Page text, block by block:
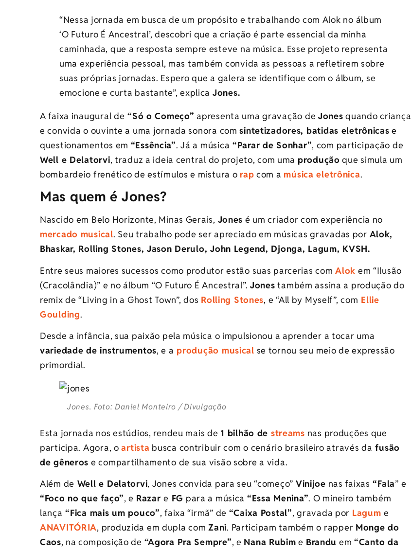
“Nessa jornada em busca de um propósito e trabalhando com Alok no álbum
‘O Futuro É Ancestral’, descobri que a criação é parte essencial da minha
caminhada, que a resposta sempre esteve na música. Esse projeto representa
uma experiência pessoal, mas também convida as pessoas a refletirem sobre
suas próprias jornadas. Espero que a galera se identifique com o álbum, se
emocione e curta bastante”, explica Jones.
A faixa inaugural de “Só o Começo” apresenta uma gravação de Jones quando criança
e convida o ouvinte a uma jornada sonora comsintetizadores, batidas eletrônicas e
questionamentos em “Essência”. Já a música “Parar de Sonhar”, com participação de
Well e Delatorvi, traduz a ideia central do projeto, com uma produção que simula um
bombardeio frenético de estímulos e mistura o rap com a música eletrônica.
Mas quem é Jones?
Nascido em Belo Horizonte, Minas Gerais, Jones é um criador com experiência no
mercado musical. Seu trabalho pode ser apreciado em músicas gravadas por Alok,
Bhaskar, Rolling Stones, Jason Derulo, John Legend, Djonga, Lagum, KVSH.
Entre seus maiores sucessos como produtor estão suas parcerias comAlok em “Ilusão
(Cracolândia)” e no álbum “O Futuro É Ancestral”.Jones também assina a produção do
remix de “Living in a Ghost Town”, dos Rolling Stones, e “All by Myself”, com Ellie
Goulding.
Desde a infância, sua paixão pela música o impulsionou a aprender a tocar uma
variedade de instrumentos, e a produção musical se tornou seu meio de expressão
primordial.
Jones. Foto: Daniel Monteiro / Divulgação
Esta jornada nos estúdios, rendeu mais de 1 bilhão de streams nas produções que
participa. Agora, oartista busca contribuir com o cenário brasileiro através da fusão
de gêneros e compartilhamento de sua visão sobre a vida.
Além de Well e Delatorvi, Jones convida para seu “começo” Vinijoe nas faixas “Fala” e
“Foco no que faço”, e Razare FG para a música “Essa Menina”. O mineiro também
lança “Fica mais um pouco”, faixa “irmã” de “Caixa Postal”, gravada por Lagum e
ANAVITÓRIA, produzida em dupla comZani. Participam também o rapper Monge do
Caos, na composição de “Agora Pra Sempre”, e Nana Rubim e Brandu em“Canto da